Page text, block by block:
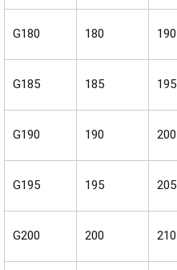
G180 180 190
G185 185 195
G190 190 200
G195 195 205
G200 200 210